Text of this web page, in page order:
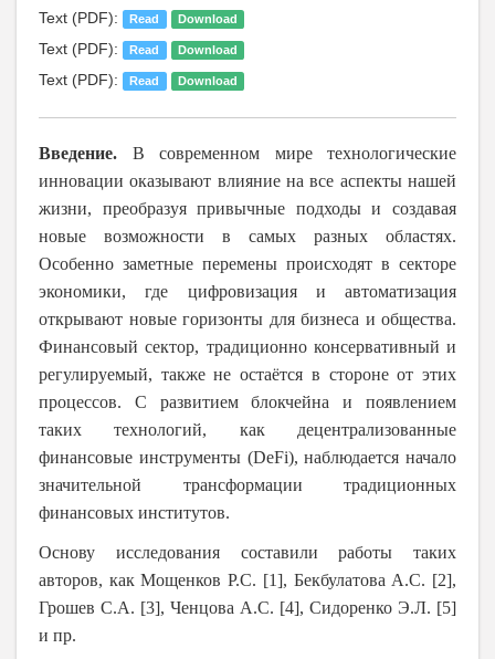
Text (PDF): Read Download
Text (PDF): Read Download
Text (PDF): Read Download
Введение. В современном мире технологические
инновации оказывают влияние на все аспекты нашей
жизни, преобразуя привычные подходы и создавая
новые возможности в самых разных областях.
Особенно заметные перемены происходят в секторе
экономики, где цифровизация и автоматизация
открывают новые горизонты для бизнеса и общества.
Финансовый сектор, традиционно консервативный и
регулируемый, также не остаётся в стороне от этих
процессов. С развитием блокчейна и появлением
таких технологий, как децентрализованные
финансовые инструменты (DeFi), наблюдается начало
значительной трансформации традиционных
финансовых институтов.
Основу исследования составили работы таких
авторов, какМощенков Р.С. [1], Бекбулатова А.С. [2],
Грошев С.А. [3], Ченцова А.С. [4], Сидоренко Э.Л. [5]
и пр.